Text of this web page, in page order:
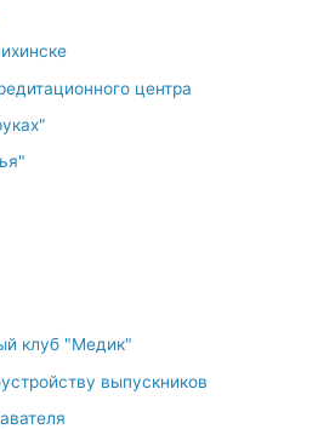
центра
клуб "Медик"
выпускников